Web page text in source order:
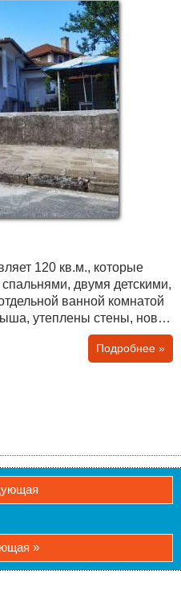
кв.м., которые
двумя детскими,
ванной комнатой
окна ПВХ, новые двери,
заменены полы,
деревни и граничит с
Подробнее »
»